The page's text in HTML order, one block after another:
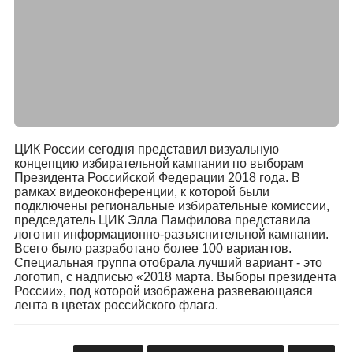
ЦИК России сегодня представил визуальную
концепцию избирательной кампании по выборам
Президента Российской Федерации 2018 года. В
рамках видеоконференции, к которой были
подключены региональные избирательные комиссии,
председатель ЦИК Элла Памфилова представила
логотип информационно-разъяснительной кампании.
Всего было разработано более 100 вариантов.
Специальная группа отобрала лучший вариант - это
логотип, с надписью «2018 марта. Выборы президента
России», под которой изображена развевающаяся
лента в цветах российского флага.